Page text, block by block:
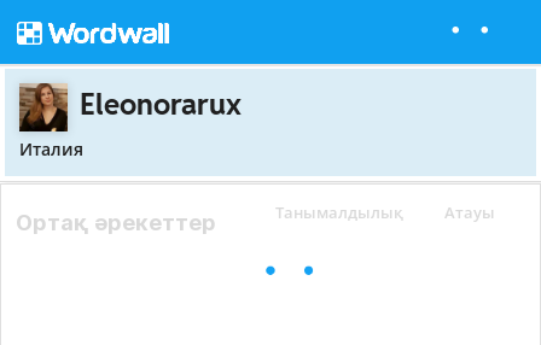
Eleonorarux
Италия
Танымалдылық Атауы
Ортақ әрекеттер